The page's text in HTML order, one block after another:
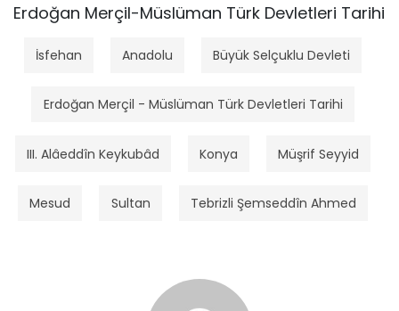
Erdoğan Merçil-Müslüman Türk Devletleri Tarihi
İsfehan Anadolu Büyük Selçuklu Devleti
Erdoğan Merçil - Müslüman Türk Devletleri Tarihi
III. Alâeddîn Keykubâd Konya Müşrif Seyyid
Mesud Sultan Tebrizli Şemseddîn Ahmed